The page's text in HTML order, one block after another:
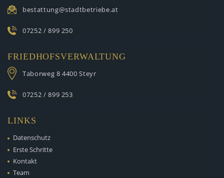
bestattung@stadtbetriebe.at
07252 / 899 250
FRIEDHOFSVERWALTUNG
Taborweg 8 4400 Steyr
07252 / 899 253
LINKS
Datenschutz
Erste Schritte
Kontakt
Team